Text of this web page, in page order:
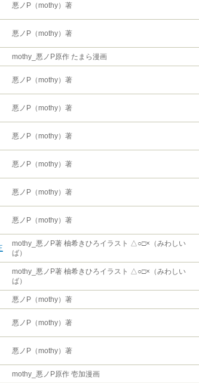
悪ノP（mothy）著
悪ノP（mothy）著
mothy_悪ノP原作 たまら漫画
悪ノP（mothy）著
悪ノP（mothy）著
悪ノP（mothy）著
悪ノP（mothy）著
悪ノP（mothy）著
悪ノP（mothy）著
mothy_悪ノP著 柚希きひろイラスト △○□×（みわしい
ば）
mothy_悪ノP著 柚希きひろイラスト △○□×（みわしい
ば）
悪ノP（mothy）著
悪ノP（mothy）著
悪ノP（mothy）著
mothy_悪ノP原作 壱加漫画